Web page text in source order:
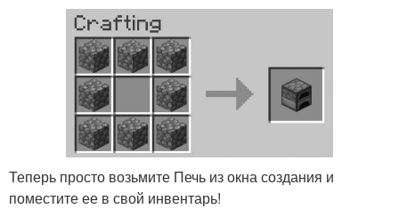
Теперь просто возьмите Печь из окна создания и
поместите ее в свой инвентарь!